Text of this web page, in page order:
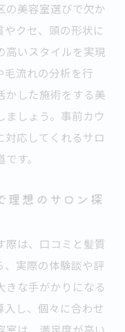
の美容室選びで欠か
クセ、頭の形状に
高いスタイルを実現
毛流れの分析を行
かした施術をする美
しょう。事前カウ
対応してくれるサロ
す。
理想のサロン探
際は、口コミと髪質
、実際の体験談や評
きな手がかりになる
し、個々に合わせ